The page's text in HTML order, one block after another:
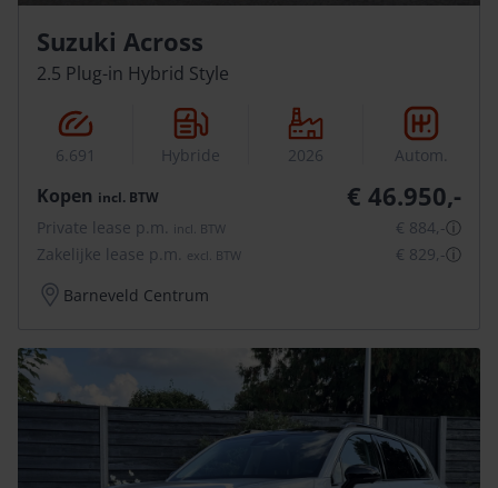
Suzuki Across
2.5 Plug-in Hybrid Style
6.691 Hybride 2026 Autom.
Kopen incl. BTW € 46.950,-
Private lease p.m. incl. BTW € 884,-ⓘ
Zakelijke lease p.m. excl. BTW € 829,-ⓘ
Barneveld Centrum